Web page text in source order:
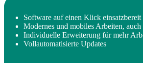
Software auf einen Klick einsatzbereit
Modernes und mobiles Arbeiten,
Individuelle Erweiterung für mehr
Vollautomatisierte Updates